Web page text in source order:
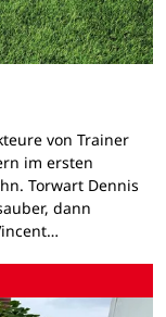
von Trainer
im ersten
Torwart Dennis
dann